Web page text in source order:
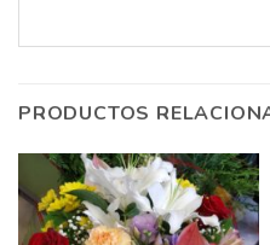
PRODUCTOS